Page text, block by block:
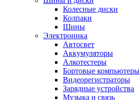
Колесные диски
Колпаки
Шины
Электроника
Автосвет
Аккумуляторы
Алкотестеры
Бортовые компьютеры
Видеорегистраторы
Зарядные устройства
Музыка и связь